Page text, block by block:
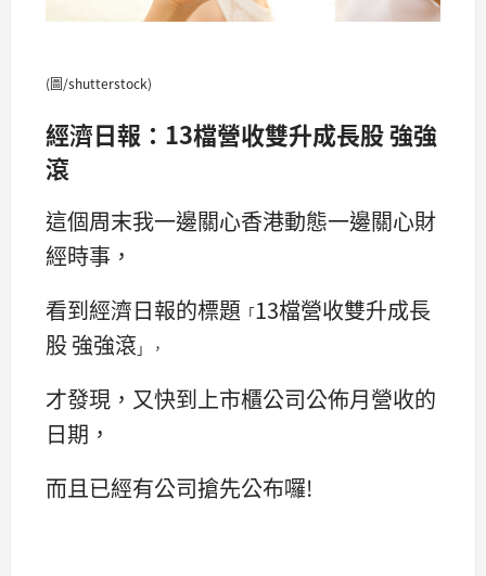
(圖/shutterstock)
經濟日報：13檔營收雙升成長股 強強
滾
這個周末我一邊關心香港動態一邊關心財
經時事，
看到經濟日報的標題 「13檔營收雙升成長
股 強強滾 」，
才發現，又快到上市櫃公司公佈月營收的
日期，
而且已經有公司搶先公布囉!